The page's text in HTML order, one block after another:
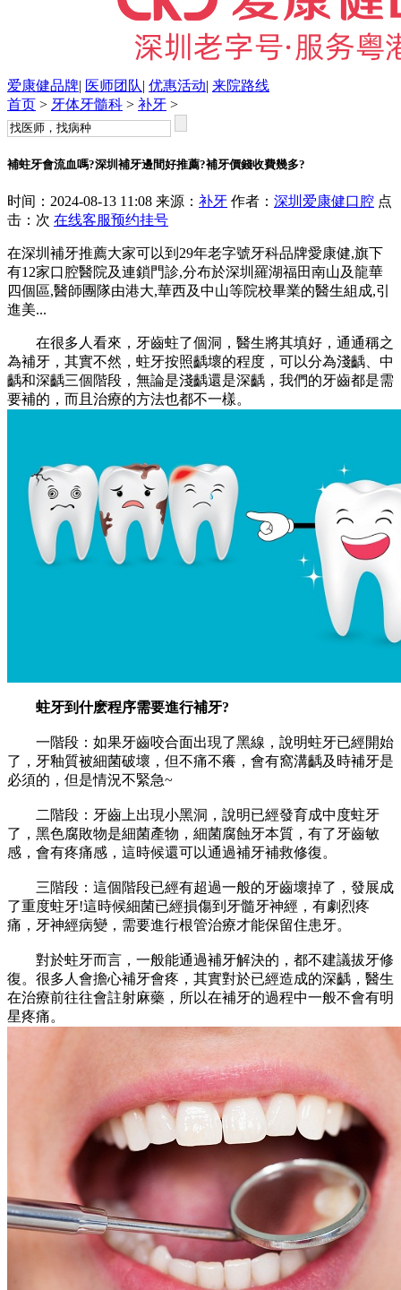
爱康健品牌| 医师团队| 优惠活动| 来院路线
首页 > 牙体牙髓科 > 补牙 >
補蛀牙會流血嗎?深圳補牙邊間好推薦?補牙價錢收費幾多?
时间：2024-08-13 11:08 来源： 补牙 作者： 深圳爱康健口腔 点
击： 次 在线客服预约挂号
在深圳補牙推薦大家可以到29年老字號牙科品牌愛康健,旗下
有12家口腔醫院及連鎖門診,分布於深圳羅湖福田南山及龍華
四個區,醫師團隊由港大,華西及中山等院校畢業的醫生組成,引
進美...
在很多人看來，牙齒蛀了個洞，醫生將其填好，通通稱之
為補牙，其實不然，蛀牙按照齲壞的程度，可以分為淺齲、中
齲和深齲三個階段，無論是淺齲還是深齲，我們的牙齒都是需
要補的，而且治療的方法也都不一樣。
蛀牙到什麽程序需要進行補牙?
一階段：如果牙齒咬合面出現了黑線，說明蛀牙已經開始
了，牙釉質被細菌破壞，但不痛不癢，會有窩溝齲及時補牙是
必須的，但是情況不緊急~
二階段：牙齒上出現小黑洞，說明已經發育成中度蛀牙
了，黑色腐敗物是細菌產物，細菌腐蝕牙本質，有了牙齒敏
感，會有疼痛感，這時候還可以通過補牙補救修復。
三階段：這個階段已經有超過一般的牙齒壞掉了，發展成
了重度蛀牙!這時候細菌已經損傷到牙髓牙神經，有劇烈疼
痛，牙神經病變，需要進行根管治療才能保留住患牙。
對於蛀牙而言，一般能通過補牙解決的，都不建議拔牙修
復。很多人會擔心補牙會疼，其實對於已經造成的深齲，醫生
在治療前往往會註射麻藥，所以在補牙的過程中一般不會有明
星疼痛。